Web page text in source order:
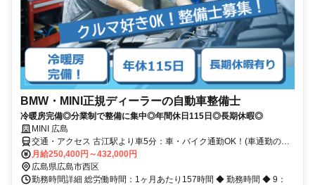
BMW・MINI正規ディーラーの自動車整備士
冷暖房完備◎分業制で整備に集中◎年間休日115日◎長期休暇◎
MINI 広島
交通・アクセス 古江駅より車5分：車・バイク通勤OK！(車通勤の場
合 駐車場代：月額2000円)
月給250,400円～432,000円
広島県広島市西区
勤務時間詳細 総労働時間：1ヶ月あたり157時間 ◆ 勤務時間 ◆ 9：